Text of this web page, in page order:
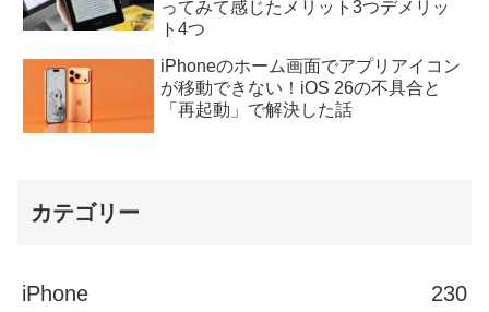
ってみて感じたメリット3つデメリッ
ト4つ
iPhoneのホーム画面でアプリアイコン
が移動できない！iOS 26の不具合と
「再起動」で解決した話
カテゴリー
iPhone 230